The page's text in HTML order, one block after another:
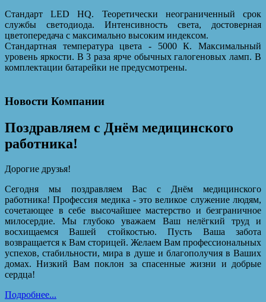
Стандарт LED HQ. Теоретически неограниченный срок
службы светодиода. Интенсивность света, достоверная
цветопередача с максимально высоким индексом.
Стандартная температура цвета - 5000 К. Максимальный
уровень яркости. В 3 раза ярче обычных галогеновых ламп. В
комплектации батарейки не предусмотрены.
Новости Компании
Поздравляем с Днём медицинского
работника!
Дорогие друзья!
Сегодня мы поздравляем Вас с Днём медицинского
работника! Профессия медика - это великое служение людям,
сочетающее в себе высочайшее мастерство и безграничное
милосердие. Мы глубоко уважаем Ваш нелёгкий труд и
восхищаемся Вашей стойкостью. Пусть Ваша забота
возвращается к Вам сторицей. Желаем Вам профессиональных
успехов, стабильности, мира в душе и благополучия в Ваших
домах. Низкий Вам поклон за спасенные жизни и добрые
сердца!
Подробнее...